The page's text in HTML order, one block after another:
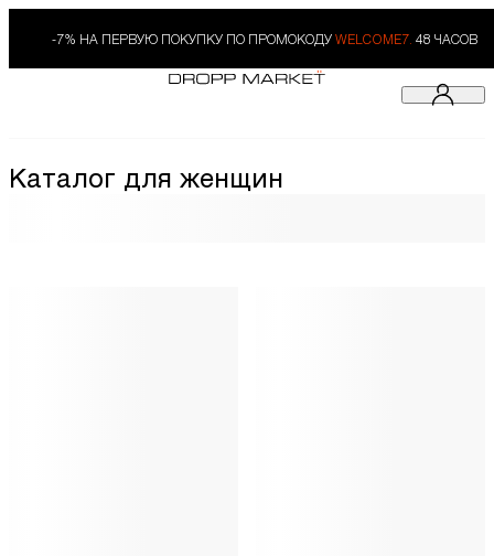
-7% НА ПЕРВУЮ ПОКУПКУ ПО ПРОМОКОДУ WELCOME7. 48 ЧАСОВ
Каталог для женщин